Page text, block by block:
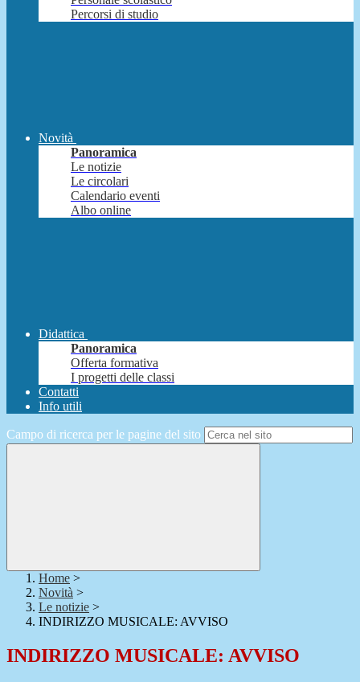
Percorsi di studio
Novità
Panoramica
Le notizie
Le circolari
Calendario eventi
Albo online
Didattica
Panoramica
Offerta formativa
I progetti delle classi
Contatti
Info utili
Campo di ricerca per le pagine del sito
Home >
Novità >
Le notizie >
INDIRIZZO MUSICALE: AVVISO
INDIRIZZO MUSICALE: AVVISO